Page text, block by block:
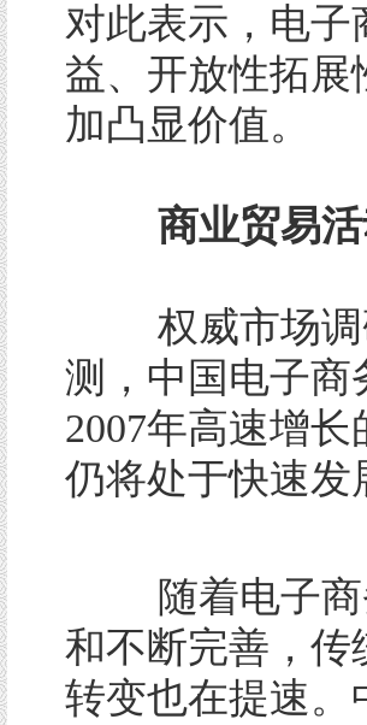
对此表示，电
益、开放性拓展
加凸显价值。
商业贸易
权威市场调
测，中国电子商
2007年高速增
仍将处于快速发
随着电子商
和不断完善，传
转变也在提速。